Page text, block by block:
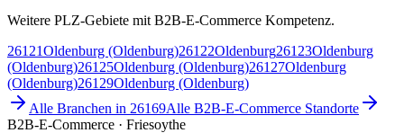
Weitere PLZ-Gebiete mit B2B-E-Commerce Kompetenz.
26121Oldenburg (Oldenburg)26122Oldenburg26123Oldenburg
(Oldenburg)26125Oldenburg (Oldenburg)26127Oldenburg
(Oldenburg)26129Oldenburg (Oldenburg)
Alle Branchen in 26169Alle B2B-E-Commerce Standorte
B2B-E-Commerce · Friesoythe